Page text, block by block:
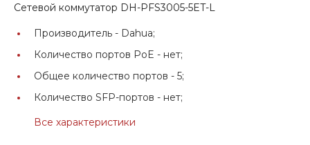
Сетевой коммутатор DH-PFS3005-5ET-L
Производитель - Dahua;
Количество портов PoE - нет;
Общее количество портов - 5;
Количество SFP-портов - нет;
Все характеристики